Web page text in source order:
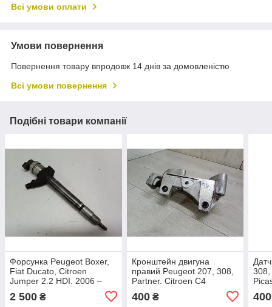
Всі умови оплати
Умови повернення
Повернення товару впродовж 14 днів за домовленістю
Всі умови повернення
Подібні товари компанії
Форсунка Peugeot Boxer,
Fiat Ducato, Citroen
Jumper 2.2 HDI. 2006 –
2 500 ₴
Кронштейн двигуна
правий Peugeot 207, 308,
Partner. Citroen C4
Picasso, Berlingo. 1.6 HDI.
9688615780.
400₴
308,
400